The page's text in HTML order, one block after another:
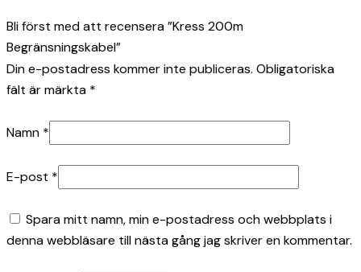
Bli först med att recensera ”Kress 200m
Begränsningskabel”
Din e-postadress kommer inte publiceras. Obligatoriska
fält är märkta *
Namn *
E-post *
Spara mitt namn, min e-postadress och webbplats i
denna webbläsare till nästa gång jag skriver en kommentar.